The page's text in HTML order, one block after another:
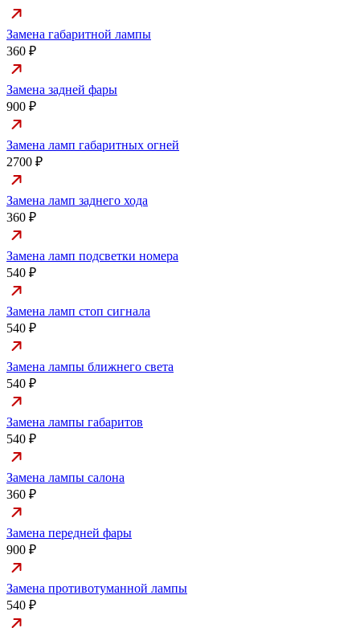
Замена габаритной лампы
360 ₽
Замена задней фары
900 ₽
Замена ламп габаритных огней
2700 ₽
Замена ламп заднего хода
360 ₽
Замена ламп подсветки номера
540 ₽
Замена ламп стоп сигнала
540 ₽
Замена лампы ближнего света
540 ₽
Замена лампы габаритов
540 ₽
Замена лампы салона
360 ₽
Замена передней фары
900 ₽
Замена противотуманной лампы
540 ₽